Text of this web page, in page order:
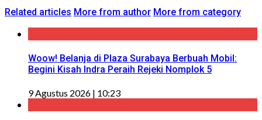
Related articles More from author More from category
Woow! Belanja di Plaza Surabaya Berbuah Mobil:
Begini Kisah Indra Peraih Rejeki Nomplok 5
9 Agustus 2026 | 10:23